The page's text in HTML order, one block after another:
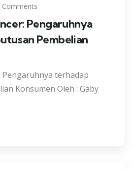
Comments
Pengaruhnya
Pembelian
Pengaruhnya terhadap
Konsumen Oleh : Gaby